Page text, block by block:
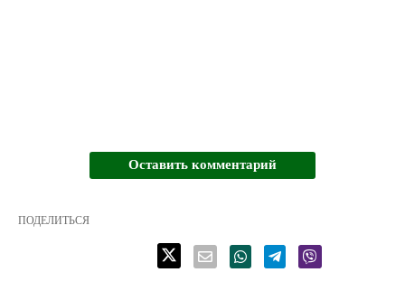
Оставить комментарий
ПОДЕЛИТЬСЯ